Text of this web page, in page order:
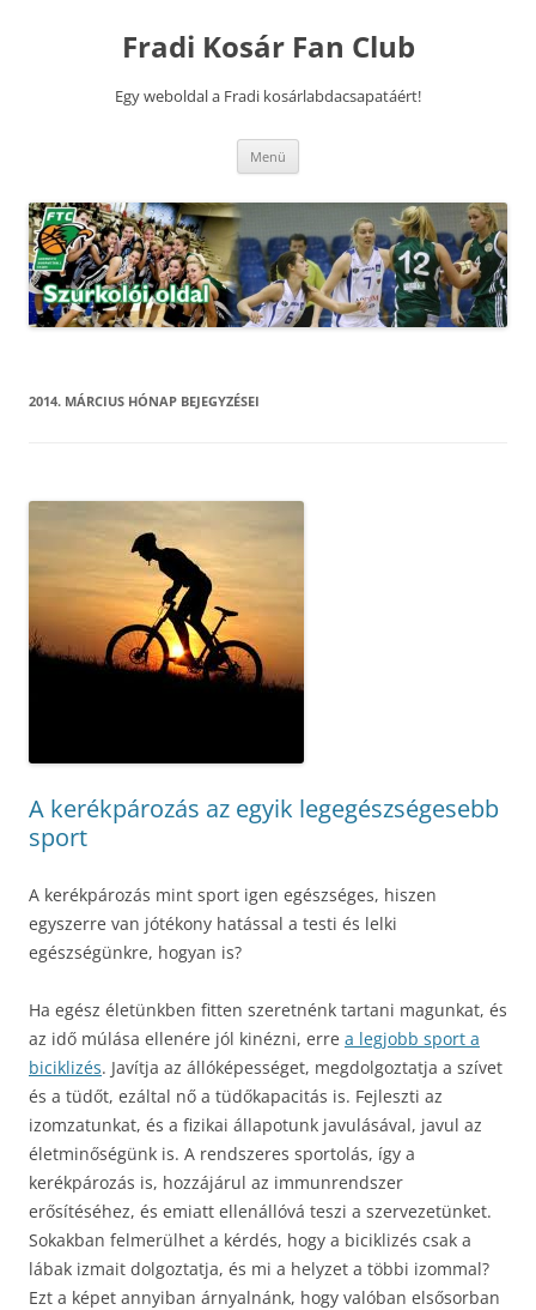
Fradi Kosár Fan Club
Egy weboldal a Fradi kosárlabdacsapatáért!
Menü
2014. MÁRCIUS HÓNAP BEJEGYZÉSEI
A kerékpározás az egyik legegészségesebb
sport
A kerékpározás mint sport igen egészséges, hiszen
egyszerre van jótékony hatással a testi és lelki
egészségünkre, hogyan is?
Ha egész életünkben fitten szeretnénk tartani magunkat, és
az idő múlása ellenére jól kinézni, erre a legjobb sport a
biciklizés. Javítja az állóképességet, megdolgoztatja a szívet
és a tüdőt, ezáltal nő a tüdőkapacitás is. Fejleszti az
izomzatunkat, és a fizikai állapotunk javulásával, javul az
életminőségünk is. A rendszeres sportolás, így a
kerékpározás is, hozzájárul az immunrendszer
erősítéséhez, és emiatt ellenállóvá teszi a szervezetünket.
Sokakban felmerülhet a kérdés, hogy a biciklizés csak a
lábak izmait dolgoztatja, és mi a helyzet a többi izommal?
Ezt a képet annyiban árnyalnánk, hogy valóban elsősorban